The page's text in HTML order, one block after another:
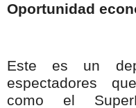
Oportunidad
Este es un
espectadores
como el